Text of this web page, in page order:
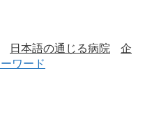
日本語の通じる病院
企
ワード